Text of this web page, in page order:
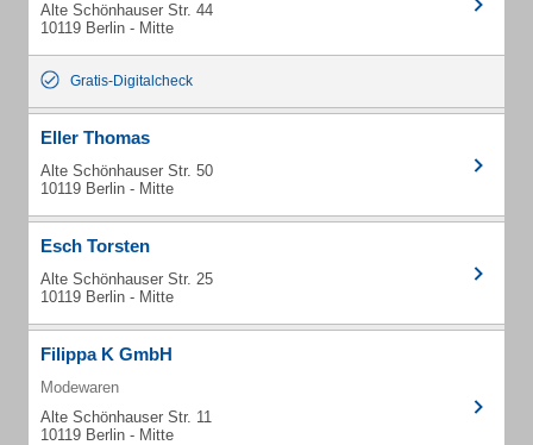
Alte Schönhauser Str. 44
10119 Berlin - Mitte
Gratis-Digitalcheck
Eller Thomas
Alte Schönhauser Str. 50
10119 Berlin - Mitte
Esch Torsten
Alte Schönhauser Str. 25
10119 Berlin - Mitte
Filippa K GmbH
Modewaren
Alte Schönhauser Str. 11
10119 Berlin - Mitte